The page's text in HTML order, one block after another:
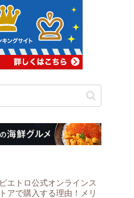
ピエトロ公式オンラインス
トアで購入する理由！メリ